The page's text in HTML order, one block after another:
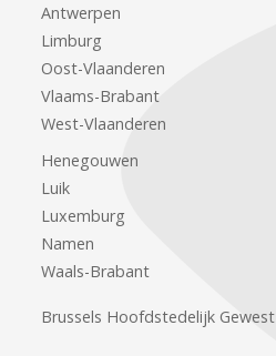
Antwerpen
Limburg
Oost-Vlaanderen
Vlaams-Brabant
West-Vlaanderen
Henegouwen
Luik
Luxemburg
Namen
Waals-Brabant
Brussels Hoofdstedelijk Gewest